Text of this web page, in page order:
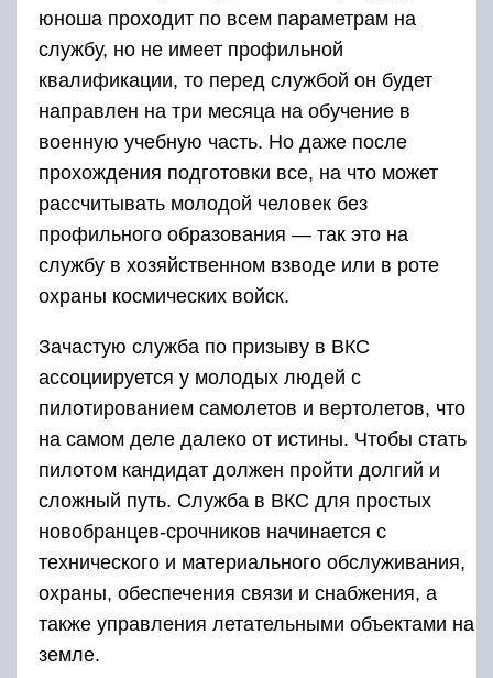
юноша проходит по всем параметрам на
службу, но не имеет профильной
квалификации, то перед службой он будет
направлен на три месяца на обучение в
военную учебную часть. Но даже после
прохождения подготовки все, на что может
рассчитывать молодой человек без
профильного образования — так это на
службу в хозяйственном взводе или в роте
охраны космических войск.
Зачастую служба по призыву в ВКС
ассоциируется у молодых людей с
пилотированием самолетов и вертолетов, что
на самом деле далеко от истины. Чтобы стать
пилотом кандидат должен пройти долгий и
сложный путь. Служба в ВКС для простых
новобранцев-срочников начинается с
технического и материального обслуживания,
охраны, обеспечения связи и снабжения, а
также управления летательными объектами на
земле.